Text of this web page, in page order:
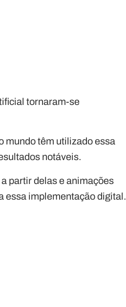
tornaram-se
mundo têm utilizado essa
notáveis.
partir delas e animações
essa implementação digital.